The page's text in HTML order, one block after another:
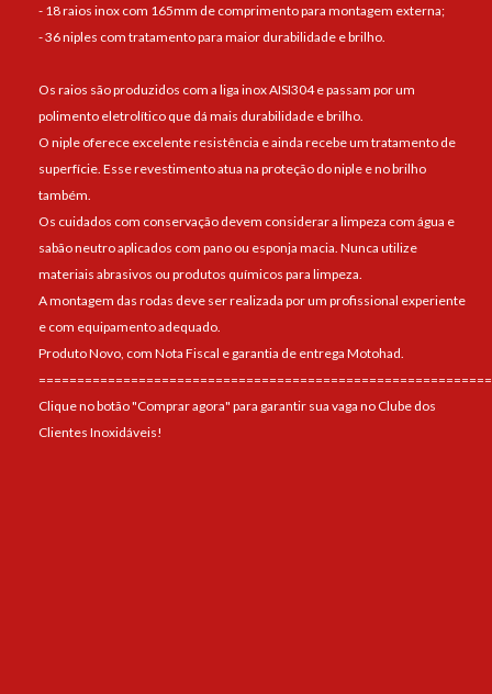
- 18 raios inox com 165mm de comprimento para montagem externa;
- 36 niples com tratamento para maior durabilidade e brilho.
Os raios são produzidos com a liga inox AISI304 e passam por um
polimento eletrolítico que dá mais durabilidade e brilho.
O niple oferece excelente resistência e ainda recebe um tratamento de
superfície. Esse revestimento atua na proteção do niple e no brilho
também.
Os cuidados com conservação devem considerar a limpeza com água e
sabão neutro aplicados com pano ou esponja macia. Nunca utilize
materiais abrasivos ou produtos químicos para limpeza.
A montagem das rodas deve ser realizada por um profissional experiente
e com equipamento adequado.
Produto Novo, com Nota Fiscal e garantia de entrega Motohad.
Clique no botão "Comprar agora" para garantir sua vaga no Clube dos
Clientes Inoxidáveis!